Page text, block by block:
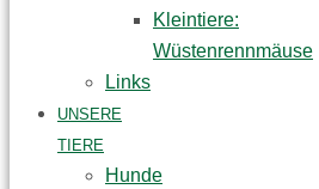
Kleintiere:
Wüstenrennmäuse
Links
UNSERE
TIERE
Hunde